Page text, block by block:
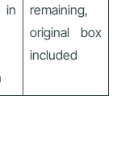
in
remaining,
original box
included